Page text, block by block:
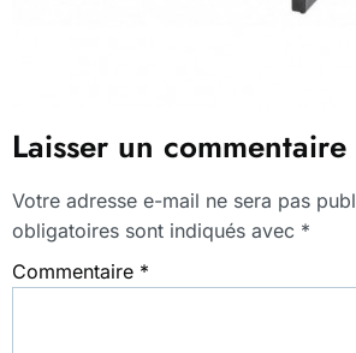
Laisser un commentaire
Votre adresse e-mail ne sera pas
obligatoires sont indiqués avec *
Commentaire *